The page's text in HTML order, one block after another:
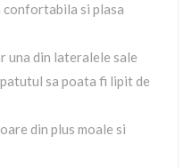
si plasa
una din lateralele sale
sa poata fi lipit de
din plus moale si